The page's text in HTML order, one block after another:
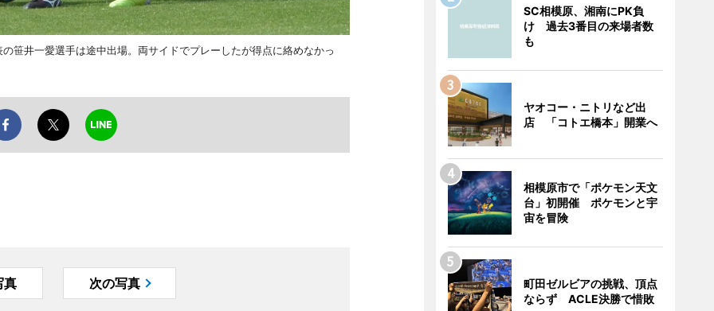
笹井一愛選手は途中出場。両サイドでプレーしたが得点に絡めなかっ
真 次の写真
SC相模原、湘南にPK負
け 過去3番目の来場者数
も
ヤオコー・ニトリなど出
店 「コトエ橋本」開業へ
相模原市で「ポケモン天文
台」初開催 ポケモンと宇
宙を冒険
町田ゼルビアの挑戦、頂点
ならず ACLE決勝で惜敗